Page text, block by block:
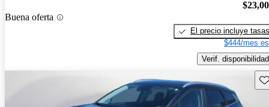
Buena oferta
El precio incluye tasas
$444/mes
Verif. disponibilidad